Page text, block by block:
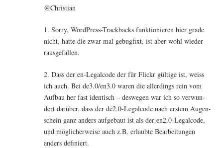
@Christian
1. Sor­ry, Word­Press-Track­backs funk­tio­nie­ren hier gra­de
nicht, hat­te die zwar mal gebug­fixt, ist aber wohl wie­der
rausgefallen.
2. Dass der en-Legal­code der für Flickr gül­ti­ge ist, weiss
ich auch. Bei de3.0/en3.0 waren die aller­dings rein vom
Auf­bau her fast iden­tisch – des­we­gen war ich so ver­wun­
dert dar­über, dass der de2.0‑Legalcode nach ers­tem Augen­
schein ganz anders auf­ge­baut ist als der en2.0‑Legalcode,
und mög­li­cher­wei­se auch z.B. erlaub­te Bear­bei­tun­gen
anders definiert.